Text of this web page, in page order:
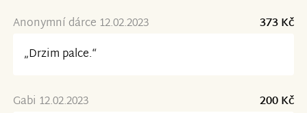
Anonymní dárce 12.02.2023
373 Kč
„Drzim palce.“
Gabi 12.02.2023
200 Kč